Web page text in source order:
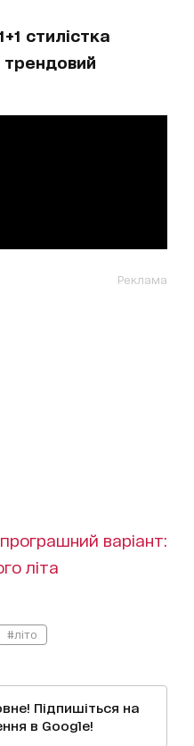
стилістка
трендовий
Реклама
варіант:
літа
#літо
Підпишіться на
в Google!